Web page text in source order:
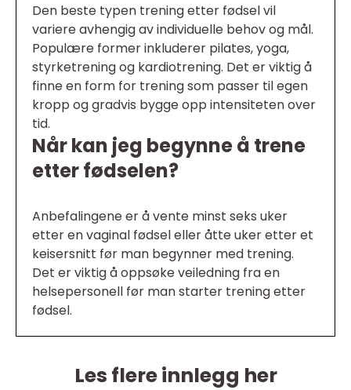
Den beste typen trening etter fødsel vil
variere avhengig av individuelle behov og mål.
Populære former inkluderer pilates, yoga,
styrketrening og kardiotrening. Det er viktig å
finne en form for trening som passer til egen
kropp og gradvis bygge opp intensiteten over
tid.
Når kan jeg begynne å trene
etter fødselen?
Anbefalingene er å vente minst seks uker
etter en vaginal fødsel eller åtte uker etter et
keisersnitt før man begynner med trening.
Det er viktig å oppsøke veiledning fra en
helsepersonell før man starter trening etter
fødsel.
Les flere innlegg her